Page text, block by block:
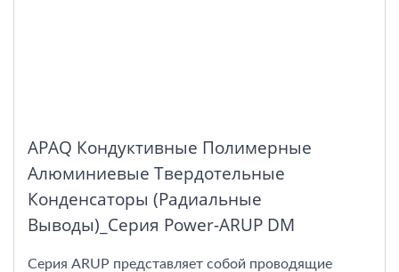
APAQ Кондуктивные Полимерные
Алюминиевые Твердотельные
Конденсаторы (радиальные
Выводы)_Серия Power-ARUP DM
Серия ARUP представляет собой проводящие